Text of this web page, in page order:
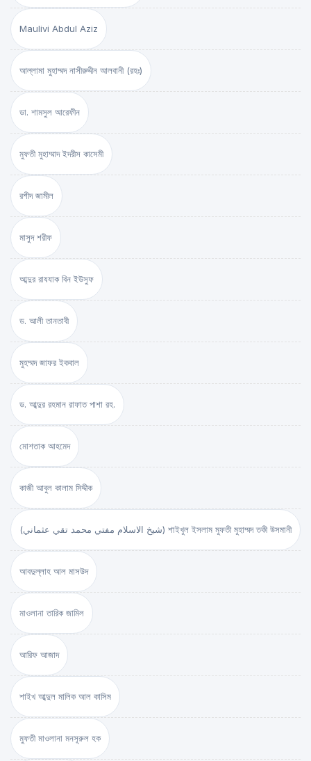
Maulivi Abdul Aziz
আল্লামা মুহাম্মদ নাসীরুদ্দীন আলবানী (রহঃ)
ডা. শামসুল আরেফীন
মুফতী মুহাম্মাদ ইদরীস কাসেমী
রশীদ জামীল
মাসুদ শরীফ
আব্দুর রাযযাক বিন ইউসুফ
ড. আলী তানতাবী
মুহম্মদ জাফর ইকবাল
ড. আব্দুর রহমান রাফাত পাশা রহ.
মোশতাক আহমেদ
কাজী আবুল কালাম সিদ্দীক
(شيخ الاسلام مفتي محمد تقي عثماني) শাইখুল ইসলাম মুফতী মুহাম্মদ তকী উসমানী
আবদুল্লাহ আল মাসউদ
মাওলানা তারিক জামিল
আরিফ আজাদ
শাইখ আব্দুল মালিক আল কাসিম
মুফতী মাওলানা মনসূরুল হক